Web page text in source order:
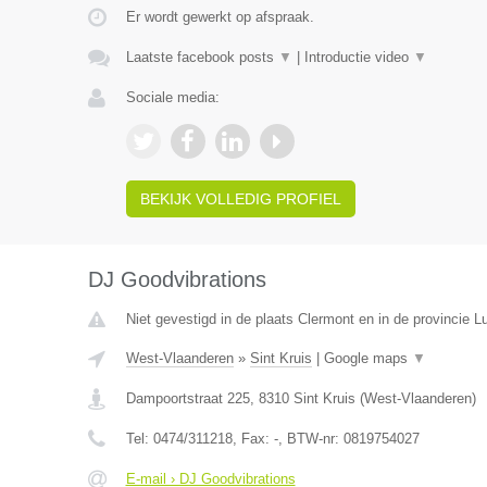
Er wordt gewerkt op afspraak.
Laatste facebook posts ▼ Introductie video ▼
Sociale media:
BEKIJK VOLLEDIG PROFIEL
DJ Goodvibrations
Niet gevestigd in de plaats Clermont en in de provincie
West-Vlaanderen» Sint Kruis Google maps ▼
Dampoortstraat 225, 8310 Sint Kruis (West-Vlaanderen)
Tel: 0474/311218, Fax: -, BTW-nr: 0819754027
E-mail › DJ Goodvibrations